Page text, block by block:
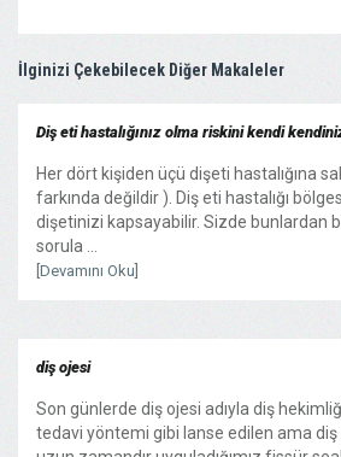
İlginizi Çekebilecek Diğer Makaleler
Diş eti hastalığınız olma riskini kendi
Her dört kişiden üçü dişeti hastalığına
farkında değildir ). Diş eti hastalığı
dişetinizi kapsayabilir. Sizde bunlardan
sorula ...
[Devamını Oku]
diş ojesi
Son günlerde diş ojesi adıyla diş
tedavi yöntemi gibi lanse edilen ama